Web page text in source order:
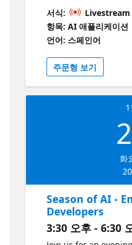
pasajera. Como
poderosa, dominar
para desbloquear
nosotros en una
explorarás varias
transformarás tus
programación junto
Copilot Adventures
desafíos creativos
mejorar. ¿A quién va
y entusiastas de la
¿Por qué debería
permitirá descubrir
nivel. No solo
funciones básicas,
experimentarás
puede optimizar tu
서식:
Livestream
항목: AI 애플리케이션
언어: 스페인어
주문형 보기
1
화
Season of AI -
Developers
3:30 오후 - 6:30